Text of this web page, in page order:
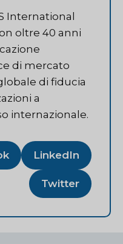
International
oltre 40 anni
di mercato
di fiducia
a
internazionale.
LinkedIn
Twitter